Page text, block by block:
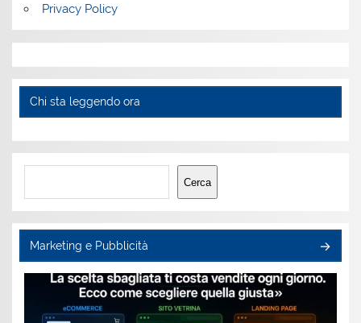
Privacy Policy
Chi sta leggendo ora
Cerca
Cerca
Marketing e Pubblicità